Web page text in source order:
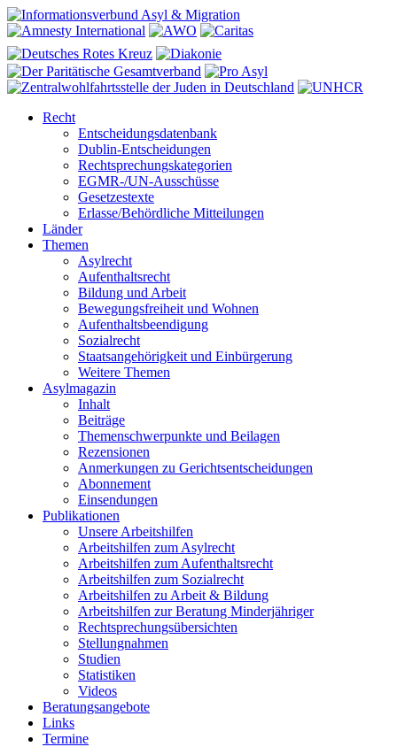
Recht
Entscheidungsdatenbank
Dublin-Entscheidungen
Rechtsprechungskategorien
EGMR-/UN-Ausschüsse
Gesetzestexte
Erlasse/Behördliche Mitteilungen
Länder
Themen
Asylrecht
Aufenthaltsrecht
Bildung und Arbeit
Bewegungsfreiheit und Wohnen
Aufenthaltsbeendigung
Sozialrecht
Staatsangehörigkeit und Einbürgerung
Weitere Themen
Asylmagazin
Inhalt
Beiträge
Themenschwerpunkte und Beilagen
Rezensionen
Anmerkungen zu Gerichtsentscheidungen
Abonnement
Einsendungen
Publikationen
Unsere Arbeitshilfen
Arbeitshilfen zum Asylrecht
Arbeitshilfen zum Aufenthaltsrecht
Arbeitshilfen zum Sozialrecht
Arbeitshilfen zu Arbeit & Bildung
Arbeitshilfen zur Beratung Minderjähriger
Rechtsprechungsübersichten
Stellungnahmen
Studien
Statistiken
Videos
Beratungsangebote
Links
Termine